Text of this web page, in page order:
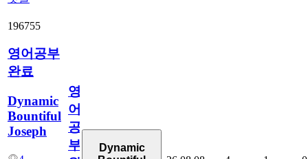
196755
영어공부
완료
Dynamic
Bountiful
Joseph
영
어
공
부
Dynamic